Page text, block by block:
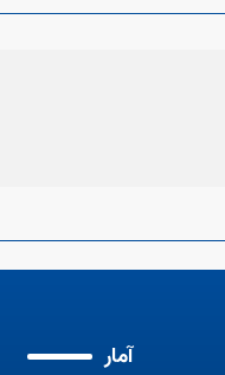
آمار